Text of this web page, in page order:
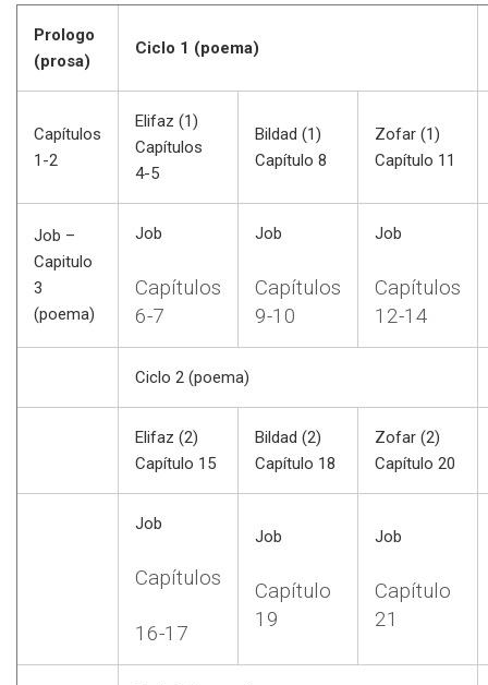
Prologo
(prosa)
Ciclo 1 (poema)
Capítulos
1-2
Elifaz (1)
Capítulos
4-5
Bildad (1)
Capítulo 8
Zofar (1)
Capítulo 11
Job –
Capitulo
3
(poema)
Job
Capítulos
6-7
Job
Capítulos
9-10
Job
Capítulos
12-14
Ciclo 2 (poema)
Elifaz (2)
Capítulo 15
Bildad (2)
Capítulo 18
Zofar (2)
Capítulo 20
Job
Capítulos
16-17
Job
Capítulo
19
Job
Capítulo
21